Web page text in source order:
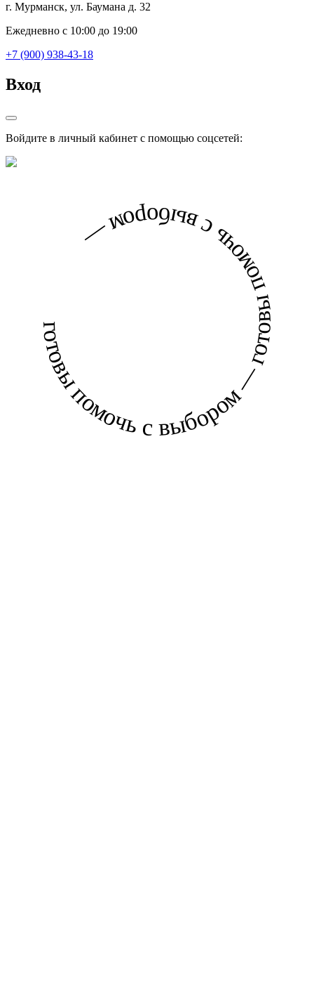
г. Мурманск, ул. Баумана д. 32
Ежедневно с 10:00 до 19:00
+7 (900) 938-43-18
Вход
Войдите в личный кабинет с помощью соцсетей:
готовы помочь с выбором — готовы помочь с выбором —